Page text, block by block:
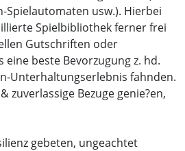
Spielautomaten usw.). Hierbei
Spielbibliothek ferner frei
Gutschriften oder
beste Bevorzugung z. hd.
Unterhaltungserlebnis fahnden.
zuverlassige Bezuge genie?en,
gebeten, ungeachtet